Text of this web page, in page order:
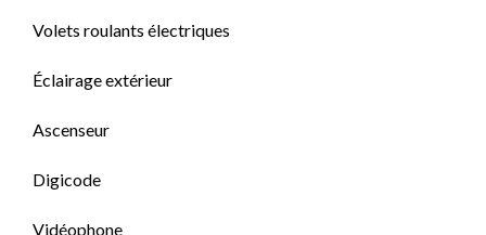
Volets roulants électriques
Éclairage extérieur
Ascenseur
Digicode
Vidéophone